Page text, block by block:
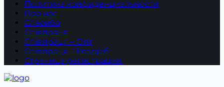
Политика конфиденциальности
Про нас
Спасибо
Співпраця
Співпраця – Опт
Співпраця – Роздріб
Страница регистрации